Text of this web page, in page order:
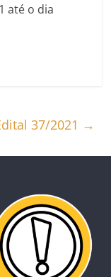
até o dia
37/2021 →